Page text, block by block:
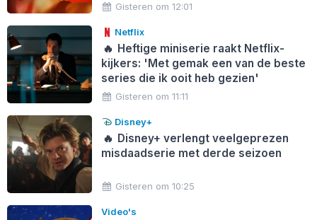
Gisteren om 12:01
Netflix
🔥 Heftige miniserie raakt Netflix-
kijkers: 'Met gemak een van de beste
series die ik ooit heb gezien'
Gisteren om 11:11
Disney+
🔥 Disney+ verlengt veelgeprezen
misdaadserie met derde seizoen
Gisteren om 10:25
Video's